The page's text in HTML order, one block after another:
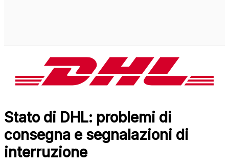
Stato di DHL: problemi di
consegna e segnalazioni di
interruzione